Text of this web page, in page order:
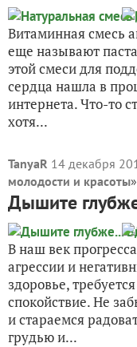
Витаминная смесь
еще называют
этой смеси для
сердца нашла в
интернета. Что-то
хотя...
TanyaR 14 декабря
молодости и красоты»
Дышите
В наш век
агрессии и
здоровье,
спокойствие. Не
и стараемся
грудью и...